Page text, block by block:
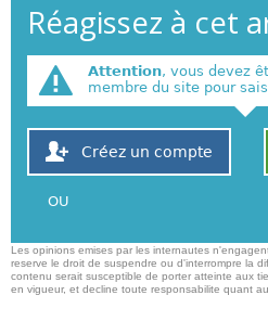
Réagissez à cet
Attention, vous devez
membre du site pour
Créez un compte
OU
Les opinions emises par les internautes
reserve le droit de suspendre ou d'interrompre la
contenu serait susceptible de porter atteinte aux
en vigueur, et decline toute responsabilite quant